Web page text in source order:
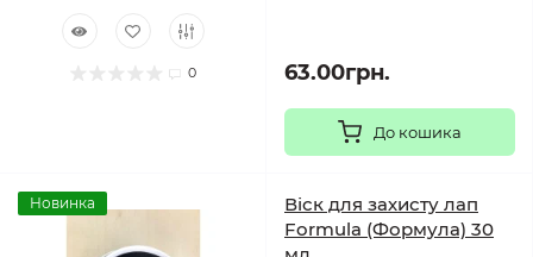
0 63.00грн.
До кошика
Новинка
Віск для захисту лап
Formula (Формула) 30